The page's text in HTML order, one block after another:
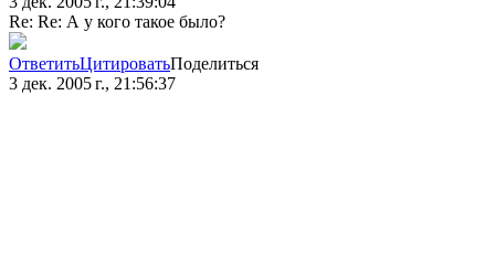
Re: Re: А у кого такое было?
ОтветитьЦитироватьПоделиться
3 дек. 2005 г., 21:56:37